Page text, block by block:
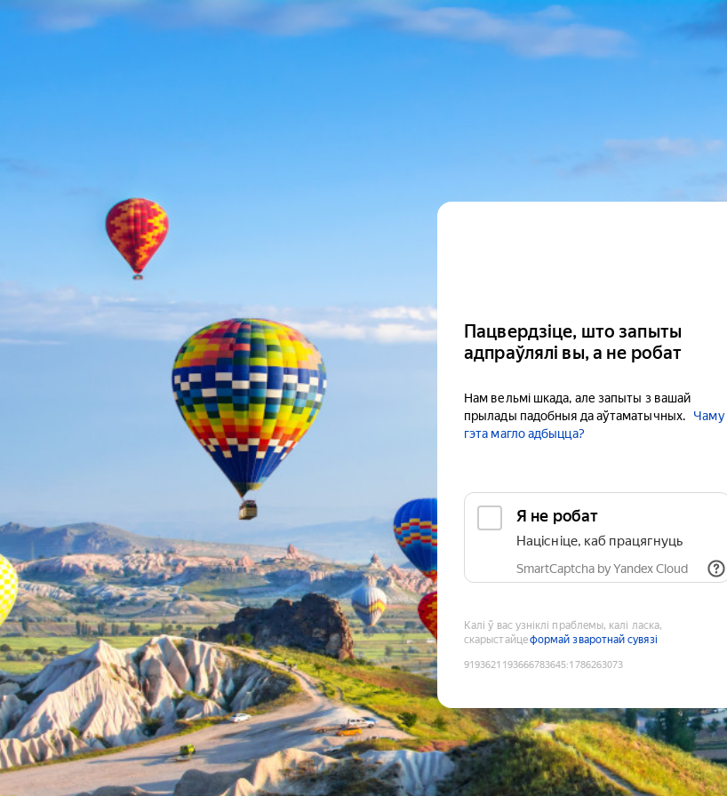
Пацвердзіце, што запыты
адпраўлялі вы, а не робат
Нам вельмі шкада, але запыты з вашай
прылады падобныя да аўтаматычных.
Чаму
гэта магло адбыцца?
Я не робат
Націсніце, каб працягнуць
SmartCaptcha by Yandex Cloud
Калі ў вас узніклі праблемы, калі ласка,
скарыстайцеформай зваротнай сувязі
9193621193666783645:1786263073